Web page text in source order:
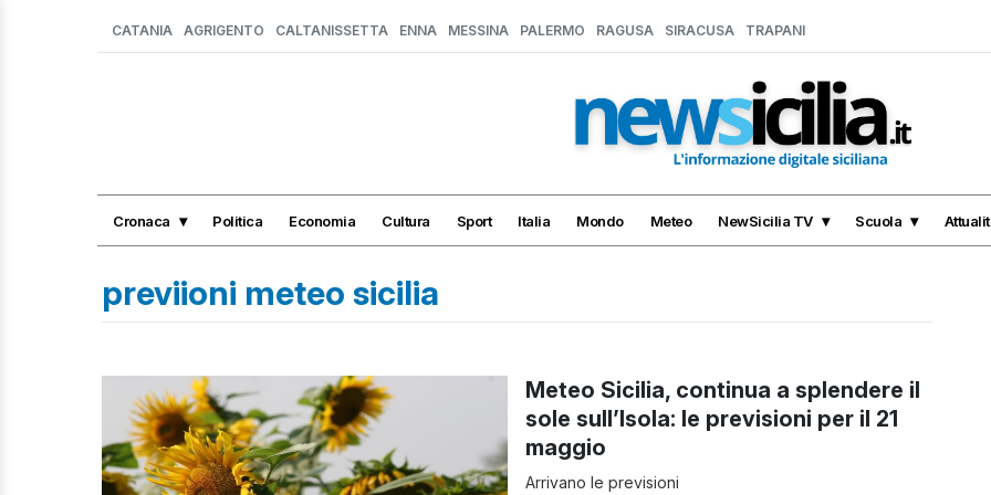
CATANIA AGRIGENTO CALTANISSETTA ENNA MESSINA PALERMO RAGUSA SIRACUSA TRAPANI
Cronaca Politica Economia Cultura Sport Italia Mondo Meteo NewSicilia TV Scuola
previioni meteo sicilia
Meteo Sicilia, continua a splendere il
sole sull’Isola: le previsioni per il 21
maggio
Arrivano le previsioni